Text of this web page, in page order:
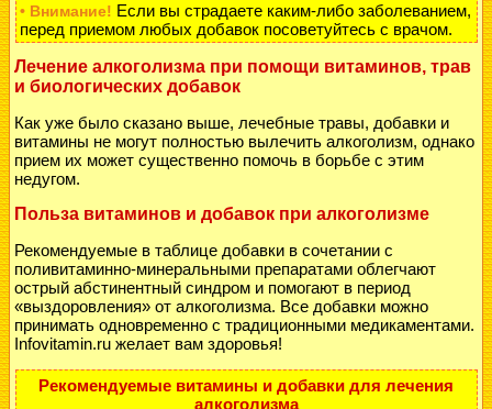
• Внимание! Если вы страдаете каким-либо заболеванием,
перед приемом любых добавок посоветуйтесь с врачом.
Лечение алкоголизма при помощи витаминов, трав
и биологических добавок
Как уже было сказано выше, лечебные травы, добавки и
витамины не могут полностью вылечить алкоголизм, однако
прием их может существенно помочь в борьбе с этим
недугом.
Польза витаминов и добавок при алкоголизме
Рекомендуемые в таблице добавки в сочетании с
поливитаминно-минеральными препаратами облегчают
острый абстинентный синдром и помогают в период
«выздоровления» от алкоголизма. Все добавки можно
принимать одновременно с традиционными медикаментами.
Infovitamin.ru желает вам здоровья!
Рекомендуемые витамины и добавки для лечения
алкоголизма